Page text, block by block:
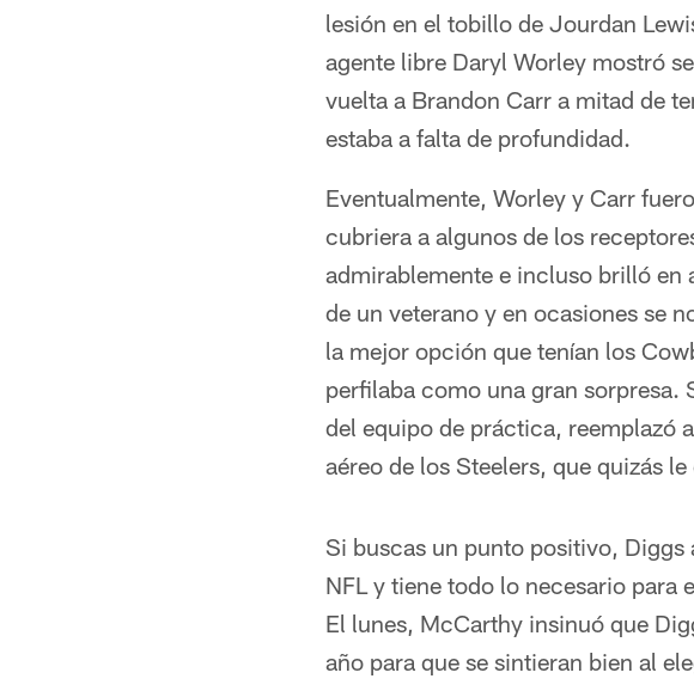
lesión en el tobillo de Jourdan
agente libre Daryl Worley mostró
vuelta a Brandon Carr a mitad de
estaba a falta de profundidad.
Eventualmente, Worley y Carr
cubriera a algunos de los
admirablemente e incluso brilló en
de un veterano y en ocasiones se
la mejor opción que tenían los
perfilaba como una gran
del equipo de práctica, reemplazó
aéreo de los Steelers, que quizás
Si buscas un punto positivo, Diggs
NFL y tiene todo lo necesario para
El lunes, McCarthy insinuó que
año para que se sintieran bien al